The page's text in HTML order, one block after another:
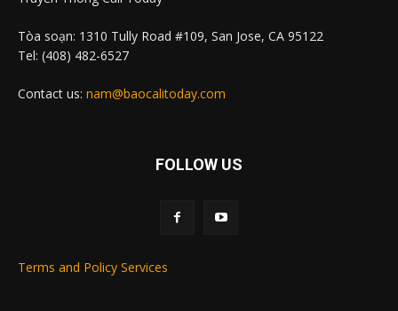
Tòa soạn: 1310 Tully Road #109, San Jose, CA 95122
Tel: (408) 482-6527
Contact us: nam@baocalitoday.com
FOLLOW US
Terms and Policy Services